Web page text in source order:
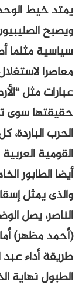
يمتد خيط
ويصبح
سياسية مثلما
معاصرا
عبارات مثل
حقيقتها سوى
الحرب
القومية
أيضا الطابور
والذى يمثل
الناصر، يصل
(أحمد مظهر)
طريقة أداء عبد
الطبول نهاية